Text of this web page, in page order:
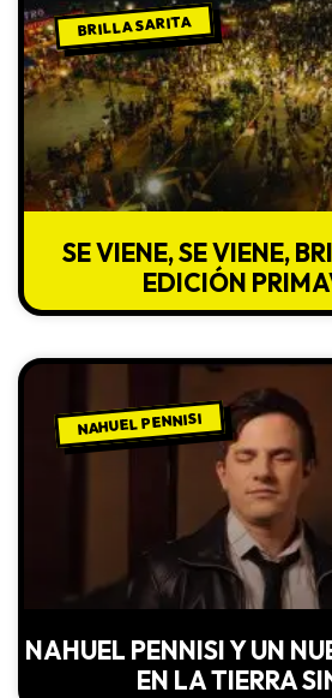
BRILLA SARITA
SE VIENE, SE VIENE,
EDICIÓN
NAHUEL PENNISI
NAHUEL PENNISI Y UN
EN LA TIERRA